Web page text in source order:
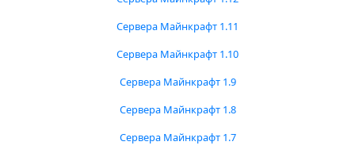
Сервера Майнкрафт 1.11
Сервера Майнкрафт 1.10
Сервера Майнкрафт 1.9
Сервера Майнкрафт 1.8
Сервера Майнкрафт 1.7